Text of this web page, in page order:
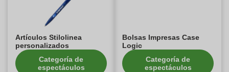
Artículos Stilolinea
personalizados
Categoría de
espectáculos
Bolsas Impresas Case
Logic
Categoría de
espectáculos